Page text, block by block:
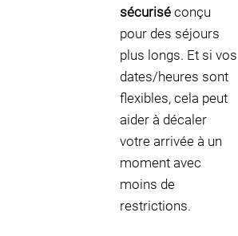
sécurisé conçu
pour des séjours
plus longs. Et si vos
dates/heures sont
flexibles, cela peut
aider à décaler
votre arrivée à un
moment avec
moins de
restrictions.